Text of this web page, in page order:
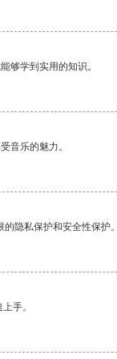
够学到实用的知识。
音乐的魅力。
的隐私保护和安全性保护
手。